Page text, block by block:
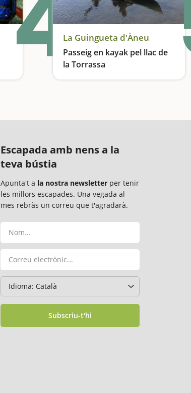
Una aventura al riu Noguera Pallaresa
La Guingueta d'Àneu
Passeig en kayak pel llac de
la Torrassa
Remem en aigües tranquil·les en ple Pirineu
Escapada amb nens a la
teva bústia
Apunta't a la nostra newsletter per tenir
les millors escapades. Una vegada al
mes rebràs un correu que t'agradarà.
Subscriu-t'hi